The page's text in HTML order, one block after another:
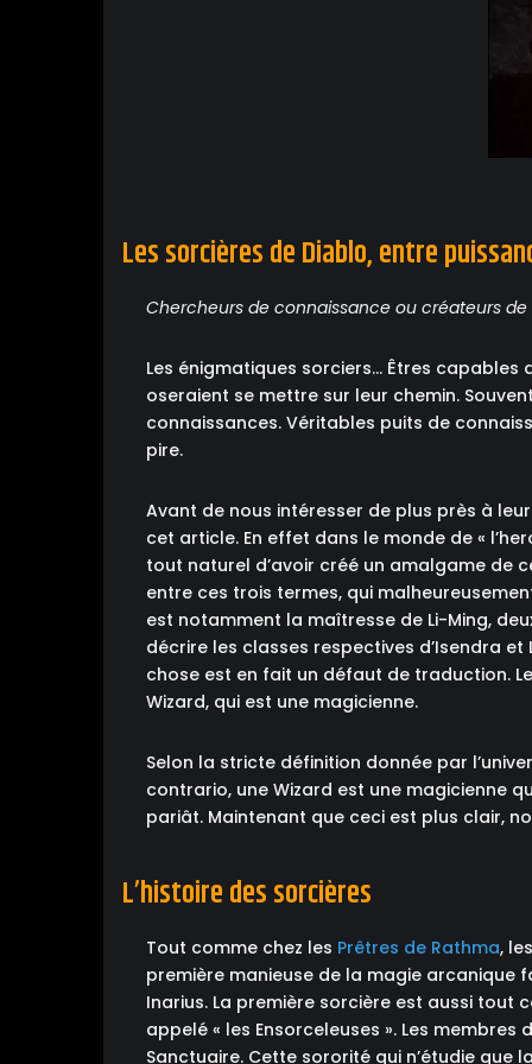
Les sorcières de Diablo, entre
Chercheurs de connaissance ou créateurs de
Les énigmatiques sorciers… Êtres
oseraient se mettre sur leur chemin.
connaissances. Véritables puits de
pire.
Avant de nous intéresser de plus près à
cet article. En effet dans le monde de «
tout naturel d’avoir créé un amalgame de
entre ces trois termes, qui
est notamment la maîtresse de Li-Ming,
décrire les classes respectives d’Isendra
chose est en fait un défaut de traduction.
Wizard, qui est une magicienne.
Selon la stricte définition donnée par
contrario, une Wizard est une magicienne
pariât. Maintenant que ceci est plus clair,
L’histoire des sorcières
Tout comme chez les Prêtres de Rathma,
première manieuse de la magie arcanique
Inarius. La première sorcière est aussi tout
appelé « les Ensorceleuses ». Les
Sanctuaire. Cette sororité qui n’étudie que